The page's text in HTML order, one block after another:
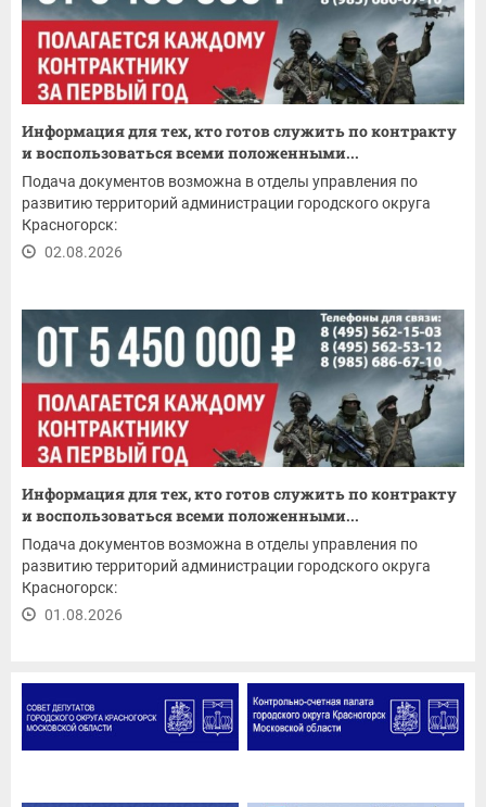
Информация для тех, кто готов служить по контракту
и воспользоваться всеми положенными...
Подача документов возможна в отделы управления по
развитию территорий администрации городского округа
Красногорск:
02.08.2026
Информация для тех, кто готов служить по контракту
и воспользоваться всеми положенными...
Подача документов возможна в отделы управления по
развитию территорий администрации городского округа
Красногорск:
01.08.2026